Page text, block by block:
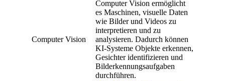
Computer Vision
Computer Vision ermöglicht
es Maschinen, visuelle Daten
wie Bilder und Videos zu
interpretieren und zu
analysieren. Dadurch können
KI-Systeme Objekte erkennen,
Gesichter identifizieren und
Bilderkennungsaufgaben
durchführen.